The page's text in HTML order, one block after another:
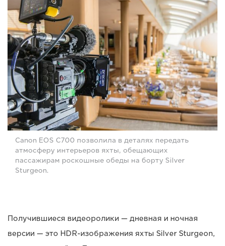
Canon EOS C700 позволила в деталях передать
атмосферу интерьеров яхты, обещающих
пассажирам роскошные обеды на борту Silver
Sturgeon.
Получившиеся видеоролики — дневная и ночная
версии — это HDR-изображения яхты Silver Sturgeon,